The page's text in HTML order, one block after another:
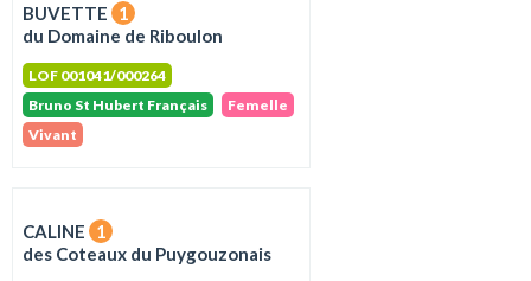
BUVETTE
1
du Domaine de Riboulon
LOF 001041/000264
Bruno St Hubert Français
Femelle
Vivant
CALINE
1
des Coteaux du Puygouzonais